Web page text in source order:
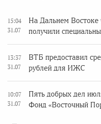
15:04
31.07
На Дальнем Востоке
получили
13:37
31.07
ВТБ предоставил
рублей для ИЖС
10:07
31.07
Пять добрых дел
Фонд «Восточный